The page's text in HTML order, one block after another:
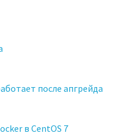
после апгрейда
в CentOS 7